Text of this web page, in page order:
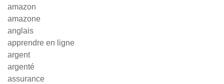
amazon
amazone
anglais
apprendre en ligne
argent
argenté
assurance